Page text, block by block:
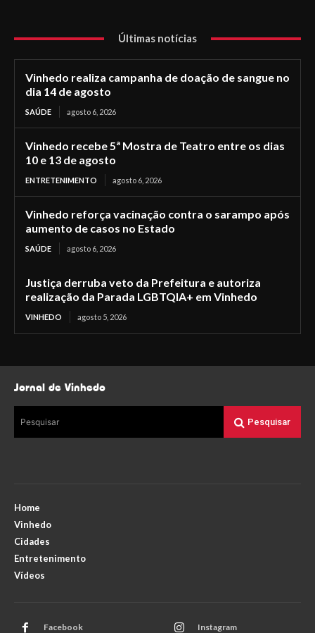
Últimas notícias
Vinhedo realiza campanha de doação de sangue no
dia 14 de agosto
SAÚDE agosto 6, 2026
Vinhedo recebe 5ª Mostra de Teatro entre os dias
10 e 13 de agosto
ENTRETENIMENTO agosto 6, 2026
Vinhedo reforça vacinação contra o sarampo após
aumento de casos no Estado
SAÚDE agosto 6, 2026
Justiça derruba veto da Prefeitura e autoriza
realização da Parada LGBTQIA+ em Vinhedo
VINHEDO agosto 5, 2026
Jornal de Vinhedo
Pesquisar Pesquisar
Home
Vinhedo
Cidades
Entretenimento
Vídeos
Facebook Instagram